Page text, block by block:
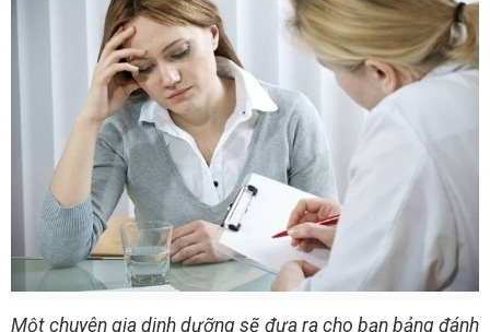
Một chuyên gia dinh dưỡng sẽ đưa ra cho bạn bảng đánh